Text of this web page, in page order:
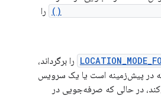
را
را برگرداند،
که در پیش‌زمینه است یا یک سرویس
در حالی که صرفه‌جویی در